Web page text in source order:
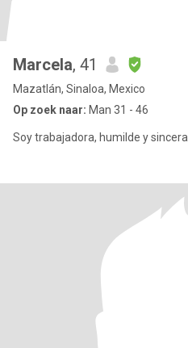
Marcela, 41
Mazatlán, Sinaloa, Mexico
Op zoek naar: Man 31 - 46
Soy trabajadora, humilde y sincera